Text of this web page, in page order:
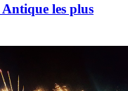
Antique les plus